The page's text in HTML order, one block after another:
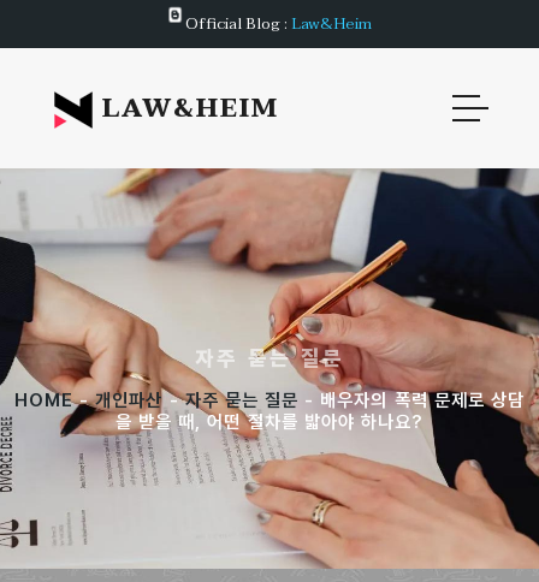
Official Blog : Law&Heim
LAW&HEIM
자주 묻는 질문
HOME-개인파산-자주 묻는 질문 - 배우자의 폭력 문제로 상담
을 받을 때, 어떤 절차를 밟아야 하나요?